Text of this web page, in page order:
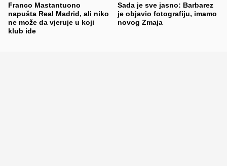
Franco Mastantuono
napušta Real Madrid, ali niko
ne može da vjeruje u koji
klub ide
Sada je sve jasno: Barbarez
je objavio fotografiju, imamo
novog Zmaja